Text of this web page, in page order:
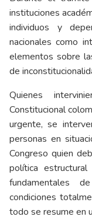
instituciones
individuos y
nacionales como
elementos sobre
de
Quienes
Constitucional
urgente, se
personas en
Congreso quien
política
fundamentales
condiciones
todo se resume en